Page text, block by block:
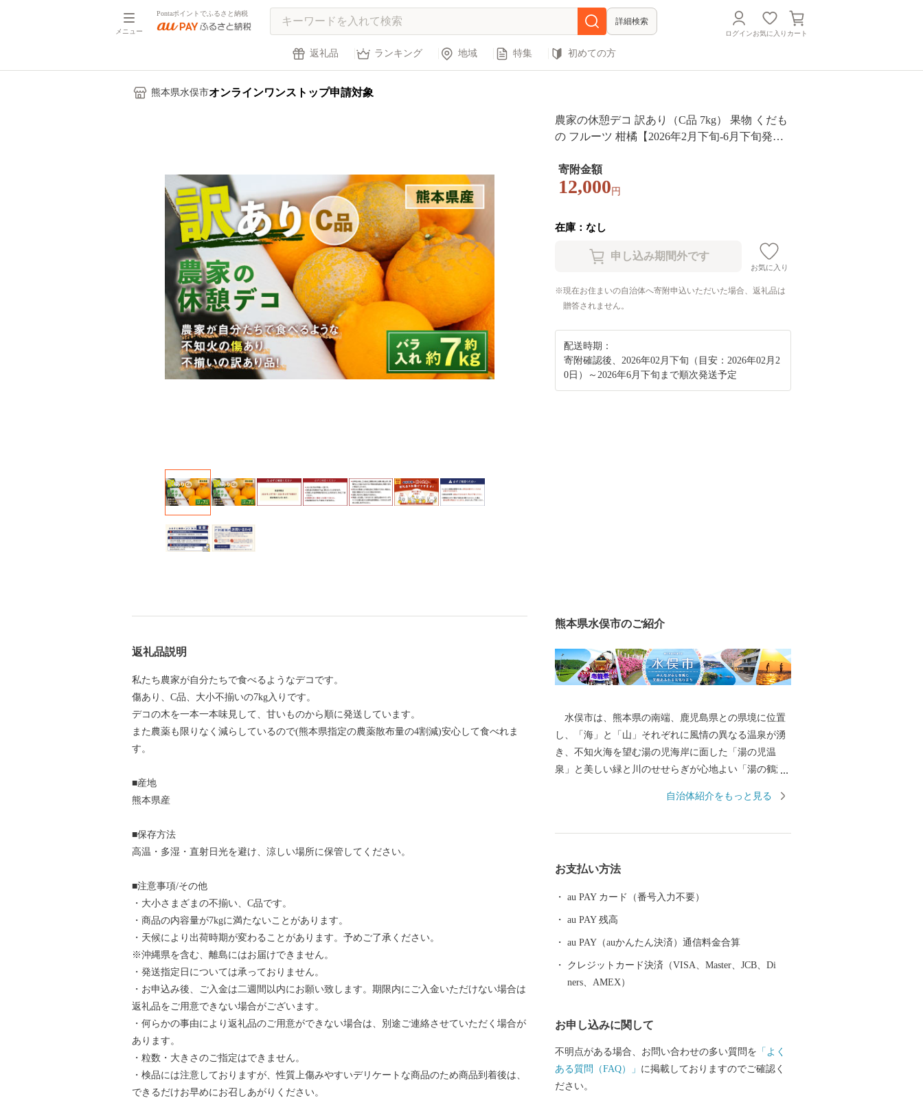
メニュー
Pontaポイントでふるさと納税
詳細検索
ログインお気に入り カート
返礼品 ランキング 地域 特集 初めての方
熊本県水俣市オンラインワンストップ申請対象
農家の休憩デコ 訳あり（C品 7kg） 果物 くだも
の フルーツ 柑橘【2026年2月下旬-6月下旬発
寄附金額
12,000 円
在庫：なし
お気に入り
現在お住まいの自治体へ寄附申込いただいた場合、返礼品は
贈答されません。
配送時期：
寄附確認後、2026年02月下旬（目安：2026年02月2
0日）～2026年6月下旬まで順次発送予定
返礼品説明
私たち農家が自分たちで食べるようなデコです。
傷あり、C品、大小不揃いの7kg入りです。
デコの木を一本一本味見して、甘いものから順に発送しています。
また農薬も限りなく減らしているので(熊本県指定の農薬散布量の4割減)安心して食べれま
す。
■産地
熊本県産
■保存方法
高温・多湿・直射日光を避け、涼しい場所に保管してください。
■注意事項/その他
・大小さまざまの不揃い、C品です。
・商品の内容量が7kgに満たないことがあります。
・天候により出荷時期が変わることがあります。予めご了承ください。
※沖縄県を含む、離島にはお届けできません。
・発送指定日については承っておりません。
・お申込み後、ご入金は二週間以内にお願い致します。期限内にご入金いただけない場合は
返礼品をご用意できない場合がございます。
・何らかの事由により返礼品のご用意ができない場合は、別途ご連絡させていただく場合が
あります。
・粒数・大きさのご指定はできません。
・検品には注意しておりますが、性質上傷みやすいデリケートな商品のため商品到着後は、
できるだけお早めにお召しあがりください。
熊本県水俣市のご紹介
水俣市は、熊本県の南端、鹿児島県との県境に位置
し、「海」と「山」それぞれに風情の異なる温泉が湧
き、不知火海を望む湯の児海岸に面した「湯の児温
泉」と美しい緑と川のせせらぎが心地よい「湯の鶴温
温暖な気候で育まれるデコポン等の柑橘類をはじめ、
環境にこだわったまちだからこそできる、人にも自
然にも優しいまち水俣へぜひお越しください。
自治体紹介をもっと見る
お支払い方法
au PAY カード（番号入力不要）
au PAY 残高
au PAY（auかんたん決済）通信料金合算
クレジットカード決済（VISA、Master、JCB、Di
ners、AMEX）
お申し込みに関して
不明点がある場合、お問い合わせの多い質問を 「よく
ある質問（FAQ）」 に掲載しておりますのでご確認く
ださい。